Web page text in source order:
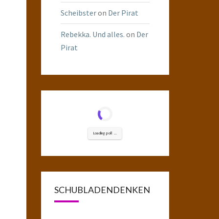
Scheibsteron Der Pirat
Rebekka. Und alles. on Der
Pirat
Loading poll ...
SCHUBLADENDENKEN